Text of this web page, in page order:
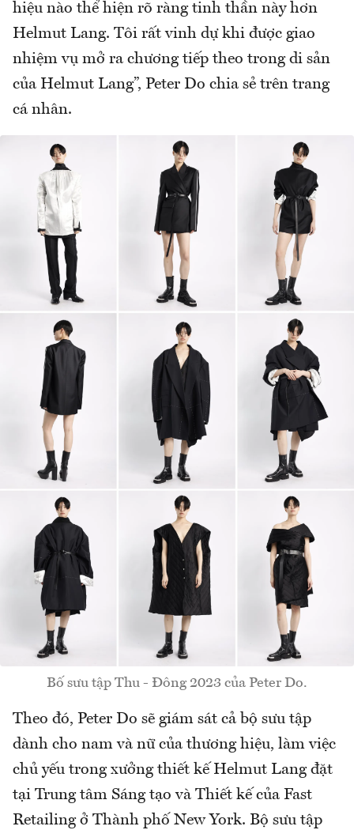
hiệu nào thể hiện rõ ràng tinh thần này hơn
Helmut Lang. Tôi rất vinh dự khi được giao
nhiệm vụ mở ra chương tiếp theo trong di sản
của Helmut Lang”, Peter Do chia sẻ trên trang
cá nhân.
Bố sưu tập Thu - Đông 2023 của Peter Do.
Theo đó, Peter Do sẽ giám sát cả bộ sưu tập
dành cho nam và nữ của thương hiệu, làm việc
chủ yếu trong xưởng thiết kế Helmut Lang đặt
tại Trung tâm Sáng tạo và Thiết kế của Fast
Retailing ở Thành phố New York. Bộ sưu tập